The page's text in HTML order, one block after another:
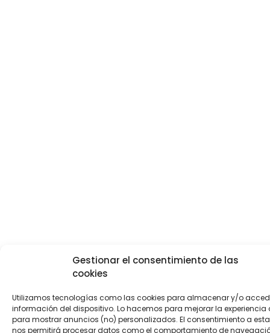
Gestionar el consentimiento de las
cookies
Utilizamos tecnologías como las cookies para almacenar y/o
información del dispositivo. Lo hacemos para mejorar la
para mostrar anuncios (no) personalizados. El consentimiento a
nos permitirá procesar datos como el comportamiento de